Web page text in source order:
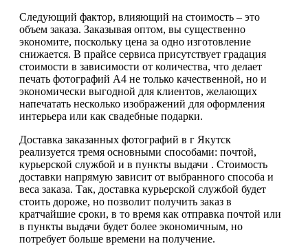
Следующий фактор, влияющий на стоимость – это
объем заказа. Заказывая оптом, вы существенно
экономите, поскольку цена за одно изготовление
снижается. В прайсе сервиса присутствует градация
стоимости в зависимости от количества, что делает
печать фотографий А4 не только качественной, но и
экономически выгодной для клиентов, желающих
напечатать несколько изображений для оформления
интерьера или как свадебные подарки.
Доставка заказанных фотографий в г Якутск
реализуется тремя основными способами: почтой,
курьерской службой и в пункты выдачи . Стоимость
доставки напрямую зависит от выбранного способа и
веса заказа. Так, доставка курьерской службой будет
стоить дороже, но позволит получить заказ в
кратчайшие сроки, в то время как отправка почтой или
в пункты выдачи будет более экономичным, но
потребует больше времени на получение.